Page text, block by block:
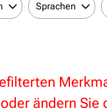
Sprachen
ändern Sie